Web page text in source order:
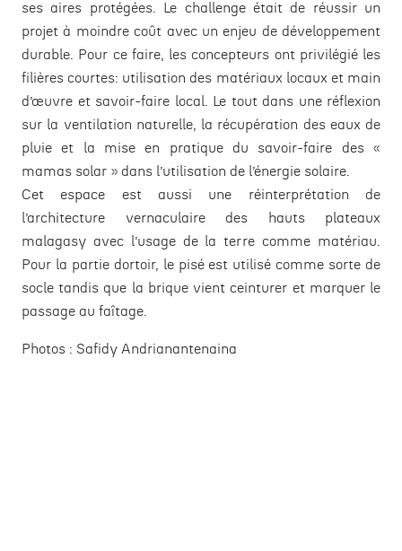
ses aires protégées. Le challenge était de réussir un
projet à moindre coût avec un enjeu de développement
durable. Pour ce faire, les concepteurs ont privilégié les
filières courtes: utilisation des matériaux locaux et main
d’œuvre et savoir-faire local. Le tout dans une réflexion
sur la ventilation naturelle, la récupération des eaux de
pluie et la mise en pratique du savoir-faire des «
mamas solar » dans l’utilisation de l’énergie solaire.
Cet espace est aussi une réinterprétation de
l’architecture vernaculaire des hauts plateaux
malagasy avec l’usage de la terre comme matériau.
Pour la partie dortoir, le pisé est utilisé comme sorte de
socle tandis que la brique vient ceinturer et marquer le
passage au faîtage.
Photos : Safidy Andrianantenaina